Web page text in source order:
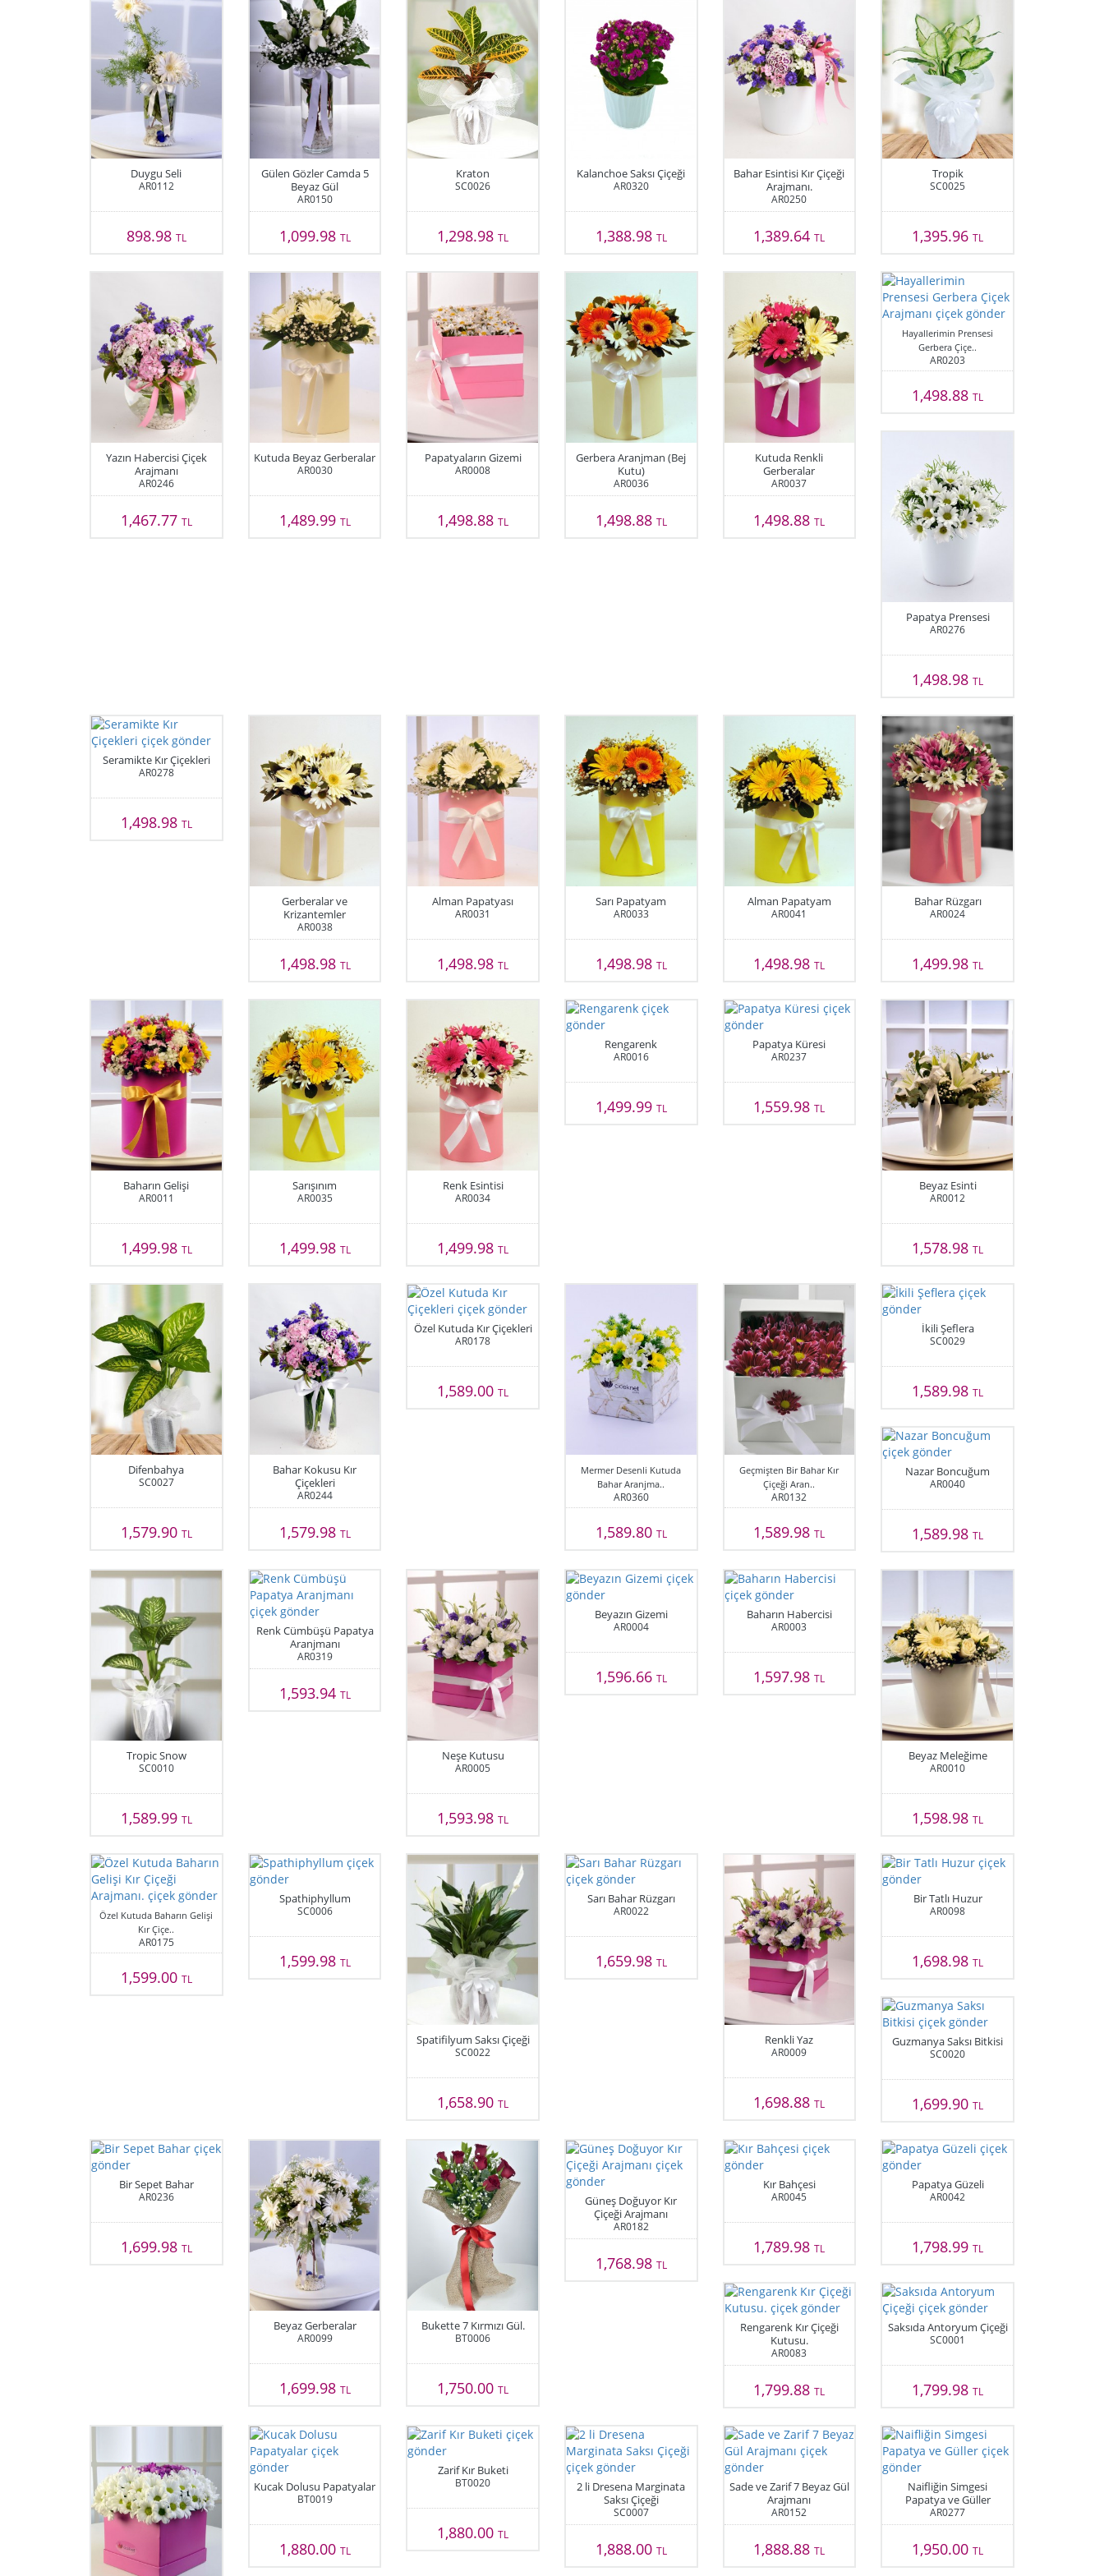
Duygu Seli
AR0112
898.98 TL
Gülen Gözler Camda 5
Beyaz Gül
AR0150
1,099.98 TL
Kraton
SC0026
1,298.98TL
Kalanchoe Saksı Çiçeği
AR0320
1,388.98 TL
Bahar Esintisi Kır Çiçeği
Arajmanı.
AR0250
1,389.64TL
Tropik
SC0025
1,395.96TL
Yazın Habercisi Çiçek
Arajmanı
AR0246
1,467.77 TL
Kutuda Beyaz Gerberalar
AR0030
1,489.99 TL
Papatyaların Gizemi
AR0008
1,498.88TL
Gerbera Aranjman (Bej
Kutu)
AR0036
1,498.88 TL
Kutuda Renkli
Gerberalar
AR0037
1,498.88TL
Hayallerimin Prensesi
Gerbera Çiçe..
AR0203
1,498.88TL
Papatya Prensesi
AR0276
1,498.98TL
Seramikte Kır Çiçekleri
AR0278
1,498.98 TL
Gerberalar ve
Krizantemler
AR0038
1,498.98 TL
Alman Papatyası
AR0031
1,498.98TL
Sarı Papatyam
AR0033
1,498.98 TL
Alman Papatyam
AR0041
1,498.98TL
Bahar Rüzgarı
AR0024
1,499.98TL
Baharın Gelişi
AR0011
1,499.98 TL
Sarışınım
AR0035
1,499.98 TL
Renk Esintisi
AR0034
1,499.98TL
Rengarenk
AR0016
1,499.99 TL
Papatya Küresi
AR0237
1,559.98TL
Beyaz Esinti
AR0012
1,578.98TL
Difenbahya
SC0027
1,579.90 TL
Bahar Kokusu Kır
Çiçekleri
AR0244
1,579.98 TL
Özel Kutuda Kır Çiçekleri
AR0178
1,589.00TL
Mermer Desenli Kutuda
Bahar Aranjma..
AR0360
1,589.80 TL
Geçmişten Bir Bahar Kır
Çiçeği Aran..
AR0132
1,589.98TL
İkili Şeflera
SC0029
1,589.98TL
Nazar Boncuğum
AR0040
1,589.98TL
Tropic Snow
SC0010
1,589.99 TL
Renk Cümbüşü Papatya
Aranjmanı
AR0319
1,593.94 TL
Neşe Kutusu
AR0005
1,593.98TL
Beyazın Gizemi
AR0004
1,596.66 TL
Baharın Habercisi
AR0003
1,597.98TL
Beyaz Meleğime
AR0010
1,598.98TL
Özel Kutuda Baharın Gelişi
Kır Çiçe..
AR0175
1,599.00 TL
Spathiphyllum
SC0006
1,599.98 TL
Spatifilyum Saksı Çiçeği
SC0022
1,658.90TL
Sarı Bahar Rüzgarı
AR0022
1,659.98 TL
Renkli Yaz
AR0009
1,698.88TL
Bir Tatlı Huzur
AR0098
1,698.98TL
Guzmanya Saksı Bitkisi
SC0020
1,699.90TL
Bir Sepet Bahar
AR0236
1,699.98 TL
Beyaz Gerberalar
AR0099
1,699.98 TL
Bukette 7 Kırmızı Gül.
BT0006
1,750.00TL
Güneş Doğuyor Kır
Çiçeği Arajmanı
AR0182
1,768.98 TL
Kır Bahçesi
AR0045
1,789.98TL
Papatya Güzeli
AR0042
1,798.99TL
Rengarenk Kır Çiçeği
Kutusu.
AR0083
1,799.88TL
Saksıda Antoryum Çiçeği
SC0001
1,799.98TL
Kucak Dolusu Papatyalar
BT0019
1,880.00 TL
Zarif Kır Buketi
BT0020
1,880.00TL
2 li Dresena Marginata
Saksı Çiçeği
SC0007
1,888.00 TL
Sade ve Zarif 7 Beyaz Gül
Arajmanı
AR0152
1,888.88TL
Naifliğin Simgesi
Papatya ve Güller
AR0277
1,950.00TL